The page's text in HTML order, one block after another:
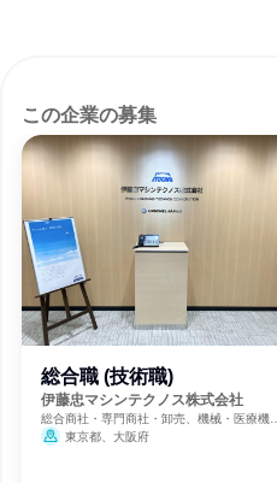
この企業の募集
総合職 (技術職)
伊藤忠マシンテクノス株式会社
総合商社・専門商社・卸売、機械・医療機器
メーカー、製造・メーカー
東京都、大阪府